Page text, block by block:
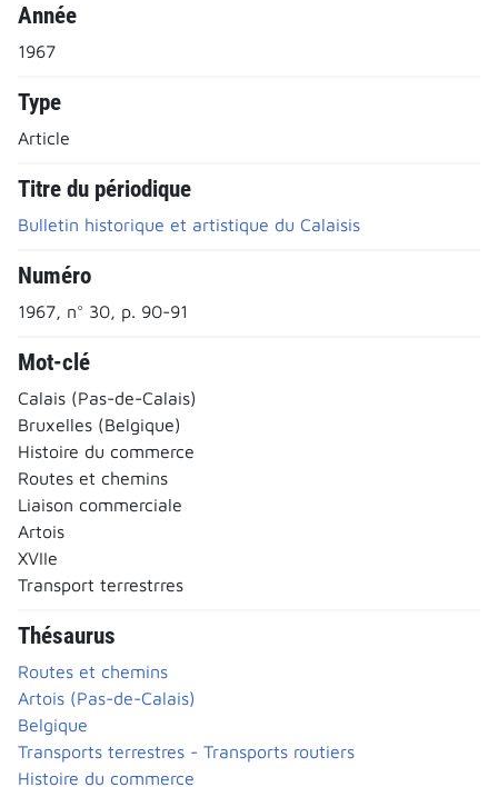
Année
1967
Type
Article
Titre du périodique
Bulletin historique et artistique du Calaisis
Numéro
1967, n° 30, p. 90-91
Mot-clé
Calais (Pas-de-Calais)
Bruxelles (Belgique)
Histoire du commerce
Routes et chemins
Liaison commerciale
Artois
XVIIe
Transport terrestrres
Thésaurus
Routes et chemins
Artois (Pas-de-Calais)
Belgique
Transports terrestres - Transports routiers
Histoire du commerce